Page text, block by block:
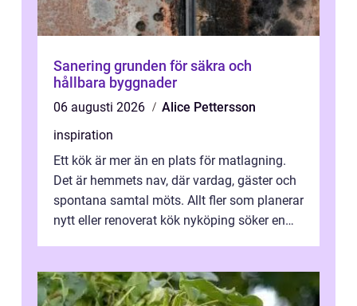
Sanering grunden för säkra och
hållbara byggnader
06 augusti 2026
Alice Pettersson
inspiration
Ett kök är mer än en plats för matlagning.
Det är hemmets nav, där vardag, gäster och
spontana samtal möts. Allt fler som planerar
nytt eller renoverat kök nyköping söker en